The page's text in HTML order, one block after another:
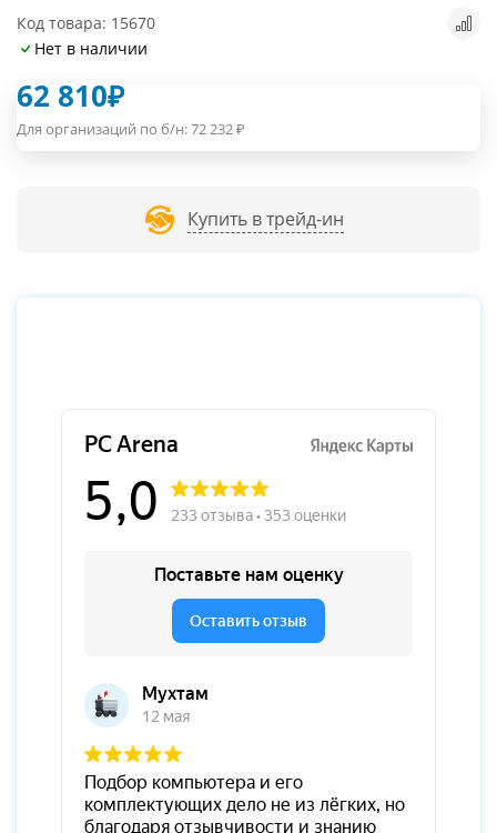
Код товара: 15670
Нет в наличии
62 810₽
Для организаций по б/н:72 232₽
Купить в трейд-ин